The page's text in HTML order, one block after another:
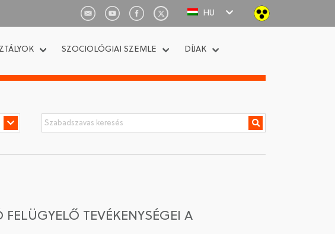
HU
SZOCIOLÓGIAI SZEMLE DÍJAK
TEVÉKENYSÉGEI A